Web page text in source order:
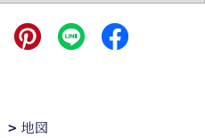
地図